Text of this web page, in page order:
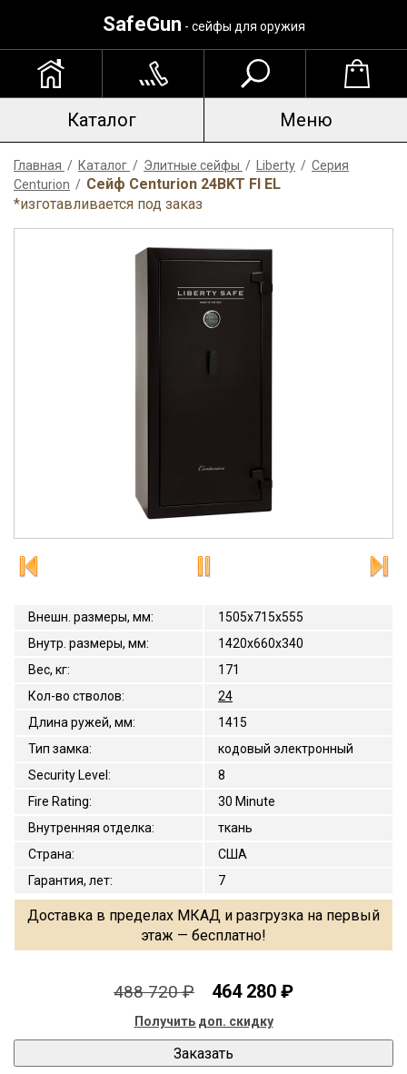
SafeGun - сейфы для оружия
Каталог Меню
Главная / Каталог / Элитные сейфы / Liberty / Серия
Centurion / Сейф Centurion 24BKT FI EL
*изготавливается под заказ
Внешн. размеры, мм:
1505x715x555
Внутр. размеры, мм:
1420х660х340
Вес, кг:
171
Кол-во стволов:
24
Длина ружей, мм:
1415
Тип замка:
кодовый электронный
Security Level :
8
Fire Rating:
30 Minute
Внутренняя отделка:
ткань
Страна:
США
Гарантия, лет: 7
Доставка в пределах МКАД и разгрузка на первый
этаж — бесплатно!
488 720 ₽ 464 280 ₽
Получить доп. скидку